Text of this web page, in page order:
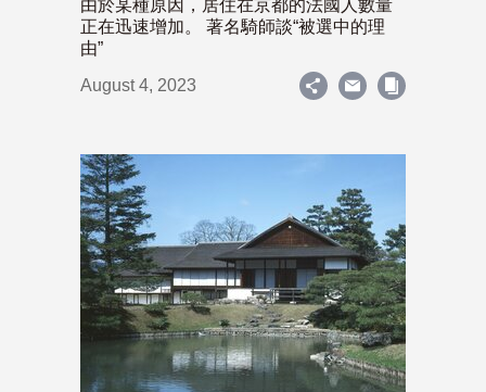
由於某種原因，居住在京都的法國人數量
正在迅速增加。 著名騎師談“被選中的理
由”
August 4, 2023